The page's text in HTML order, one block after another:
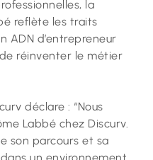
la
reflète les traits
ADN d’entrepreneur
réinventer le métier
déclare : “Nous
Labbé chez Discurv.
son parcours et sa
un environnement